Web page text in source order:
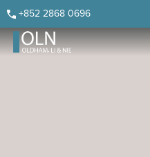
Skip
to
primary
Skip
to
main
Skip
to
primary
Skip
to
footer
+852 2868 0696